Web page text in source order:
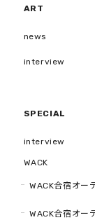
ART
news
interview
SPECIAL
interview
WACK
WACK合宿オー
WACK合宿オー